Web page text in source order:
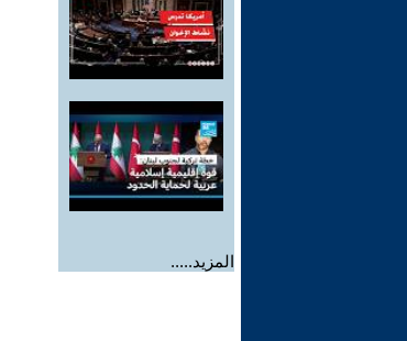
المزيد.....